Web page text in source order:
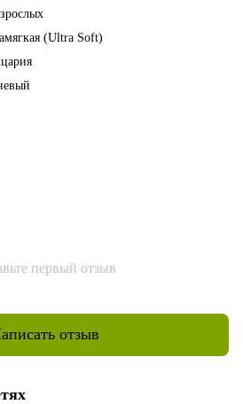
(Ultra Soft)
первый отзыв
отзыв